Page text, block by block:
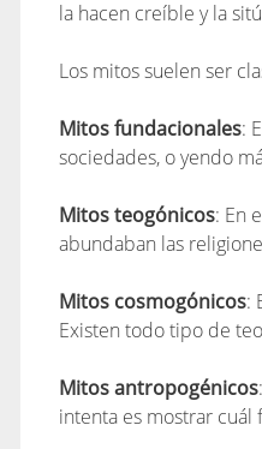
la hacen creíble y la
Los mitos suelen ser
Mitos fundacionales:
sociedades, o yendo
Mitos teogónicos: En
abundaban las
Mitos cosmogónicos:
Existen todo tipo de
Mitos antropogénicos
intenta es mostrar cuál